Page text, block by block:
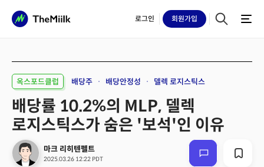
로그인 회원가입
옥스포드클럽 배당주 배당안정성 델렉 로지스틱스
배당률 10.2%의 MLP, 델렉
로지스틱스가 숨은 '보석'인 이유
마크 리히텐펠트
2025.03.26 12:22 PDT